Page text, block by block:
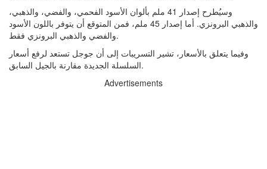
وسيُطرح إصدار 41 ملم بألوان الأسود الفحمي، والفضي، والذهبي،
والذهبي البرونزي. أما إصدار 45 ملم، فمن المتوقع أن يتوفر باللون الأسود
والفضي والذهبي البرونزي فقط.
وفيما يتعلق بالأسعار، تشير التسريبات إلى أن جوجل تستعد لرفع أسعار
السلسلة الجديدة مقارنة بالجيل السابق.
Advertisements